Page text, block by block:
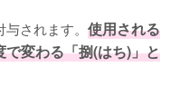
されます。 使用される
変わる「捌(はち)」と